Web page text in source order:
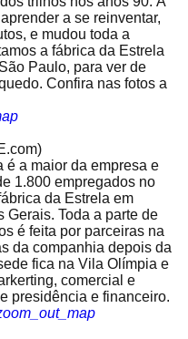
a se reinventar,
e mudou toda a
a fábrica da Estrela
Paulo, para ver de
Confira nas fotos a
é a maior da empresa e
1.800 empregados no
da Estrela em
Gerais. Toda a parte de
é feita por parceiras na
da companhia depois da
fica na Vila Olímpia e
comercial e
presidência e financeiro.